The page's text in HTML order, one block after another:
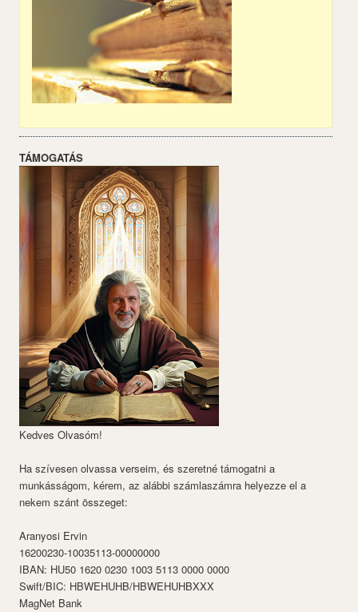
TÁMOGATÁS
Kedves Olvasóm!
Ha szívesen olvassa verseim, és szeretné támogatni a
munkásságom, kérem, az alábbi számlaszámra helyezze el a
nekem szánt összeget:
Aranyosi Ervin
16200230-10035113-00000000
IBAN: HU50 1620 0230 1003 5113 0000 0000
Swift/BIC: HBWEHUHB/HBWEHUHBXXX
MagNet Bank